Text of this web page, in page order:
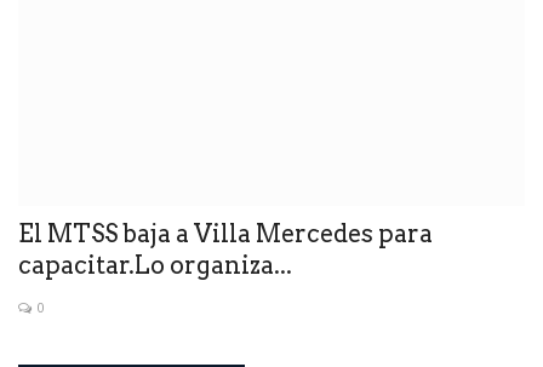
El MTSS baja a Villa Mercedes para
capacitar.Lo organiza...
0